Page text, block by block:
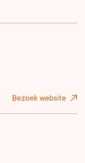
Bezoek website